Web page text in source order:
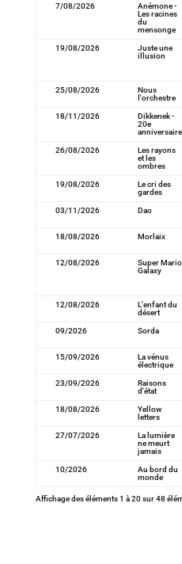
7/08/2026
Anémone -
Les racines
du
mensonge
19/08/2026
Juste une
illusion
25/08/2026
Nous
l'orchestre
18/11/2026
Dikkenek -
20e
anniversaire
26/08/2026
Les rayons
et les
ombres
19/08/2026
Le cri des
gardes
03/11/2026 Dao
18/08/2026 Morlaix
12/08/2026
Super Mario
Galaxy
12/08/2026
L'enfant du
désert
09/2026 Sorda
15/09/2026
La vénus
électrique
23/09/2026
Raisons
d'état
18/08/2026
Yellow
letters
27/07/2026
La lumière
ne meurt
jamais
10/2026
Au bord du
monde
Affichage des éléments 1 à 20 sur 48